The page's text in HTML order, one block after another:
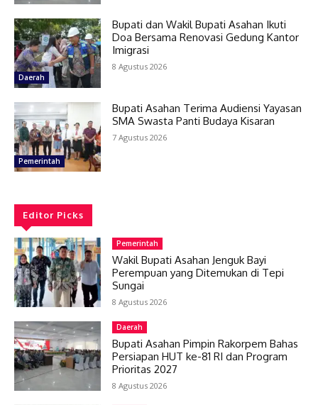
Daerah
Bupati dan Wakil Bupati Asahan Ikuti
Doa Bersama Renovasi Gedung Kantor
Imigrasi
8 Agustus 2026
Pemerintah
Bupati Asahan Terima Audiensi Yayasan
SMA Swasta Panti Budaya Kisaran
7 Agustus 2026
Editor Picks
Pemerintah
Wakil Bupati Asahan Jenguk Bayi
Perempuan yang Ditemukan di Tepi
Sungai
8 Agustus 2026
Daerah
Bupati Asahan Pimpin Rakorpem Bahas
Persiapan HUT ke-81 RI dan Program
Prioritas 2027
8 Agustus 2026